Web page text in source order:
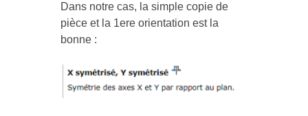
Dans notre cas, la simple copie de
pièce et la 1ere orientation est la
bonne :